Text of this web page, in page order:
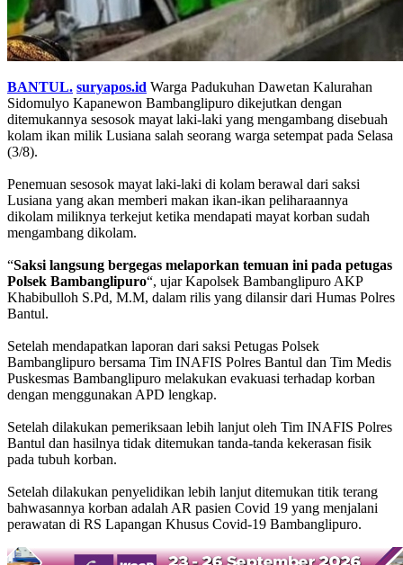
BANTUL. suryapos.id Warga Padukuhan Dawetan Kalurahan
Sidomulyo Kapanewon Bambanglipuro dikejutkan dengan
ditemukannya sesosok mayat laki-laki yang mengambang disebuah
kolam ikan milik Lusiana salah seorang warga setempat pada Selasa
(3/8).
Penemuan sesosok mayat laki-laki di kolam berawal dari saksi
Lusiana yang akan memberi makan ikan-ikan peliharaannya
dikolam miliknya terkejut ketika mendapati mayat korban sudah
mengambang dikolam.
“Saksi langsung bergegas melaporkan temuan ini pada petugas
Polsek Bambanglipuro“, ujar Kapolsek Bambanglipuro AKP
Khabibulloh S.Pd, M.M, dalam rilis yang dilansir dari Humas Polres
Bantul.
Setelah mendapatkan laporan dari saksi Petugas Polsek
Bambanglipuro bersama Tim INAFIS Polres Bantul dan Tim Medis
Puskesmas Bambanglipuro melakukan evakuasi terhadap korban
dengan menggunakan APD lengkap.
Setelah dilakukan pemeriksaan lebih lanjut oleh Tim INAFIS Polres
Bantul dan hasilnya tidak ditemukan tanda-tanda kekerasan fisik
pada tubuh korban.
Setelah dilakukan penyelidikan lebih lanjut ditemukan titik terang
bahwasannya korban adalah AR pasien Covid 19 yang menjalani
perawatan di RS Lapangan Khusus Covid-19 Bambanglipuro.